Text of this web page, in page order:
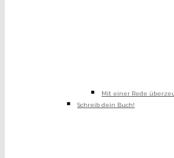
Mit einer Rede
Schreib dein Buch!